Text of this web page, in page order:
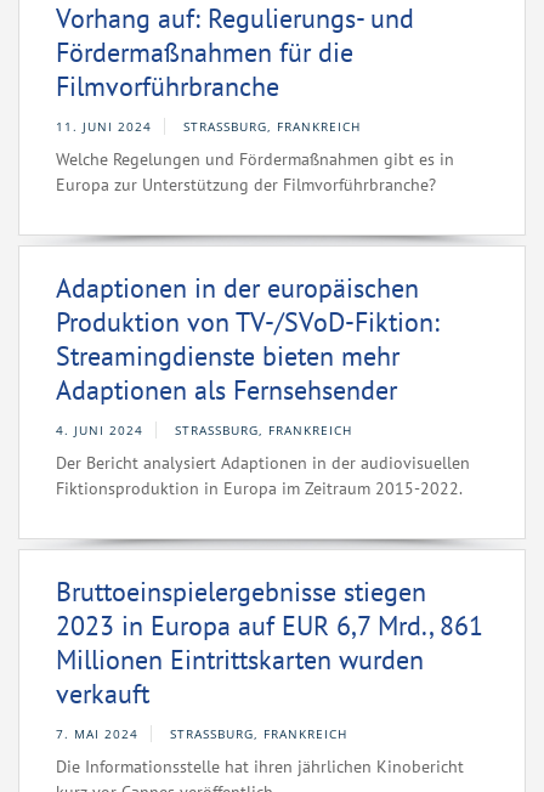
Vorhang auf: Regulierungs- und
Fördermaßnahmen für die
Filmvorführbranche
11. JUNI 2024 STRASSBURG, FRANKREICH
Welche Regelungen und Fördermaßnahmen gibt es in
Europa zur Unterstützung der Filmvorführbranche?
Adaptionen in der europäischen
Produktion von TV-/SVoD-Fiktion:
Streamingdienste bieten mehr
Adaptionen als Fernsehsender
4. JUNI 2024 STRASSBURG, FRANKREICH
Der Bericht analysiert Adaptionen in der audiovisuellen
Fiktionsproduktion in Europa im Zeitraum 2015-2022.
Bruttoeinspielergebnisse stiegen
2023 in Europa auf EUR 6,7 Mrd., 861
Millionen Eintrittskarten wurden
verkauft
7. MAI 2024 STRASSBURG, FRANKREICH
Die Informationsstelle hat ihren jährlichen Kinobericht